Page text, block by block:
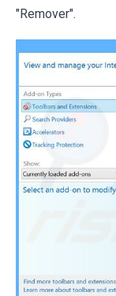
"Remover".